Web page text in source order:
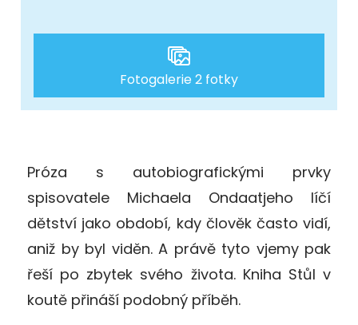
Fotogalerie 2 fotky
Próza s autobiografickými prvky
spisovatele Michaela Ondaatjeho líčí
dětství jako období, kdy člověk často vidí,
aniž by byl viděn. A právě tyto vjemy pak
řeší po zbytek svého života. Kniha Stůl v
koutě přináší podobný příběh.